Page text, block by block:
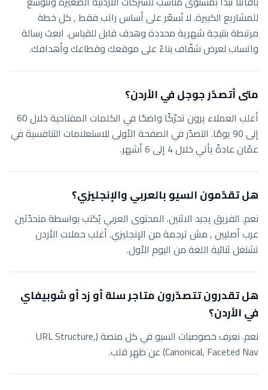
للمشاريع الكبيرة. لا نُسعّر على أساس راتب فقط , كل خطة
مرتبطة بنتيجة شهرية محددة وهدف قابل للقياس. ابعث رسالة
واتساب لعرض شفّاف بناءً على موقعك وقطاعك وأهدافك.
متى أتصدّر جوجل في الأردن؟
أغلب العملاء يرون تحرّكًا واضحًا في الكلمات المفتاحية خلال 60
إلى 90 يومًا. التصدّر في الصفحة الأولى للاستعلامات التنافسية في
عمّان عادةً يأتي خلال 4 إلى 6 أشهر.
هل تقدّمون السيو بالعربي والإنجليزي؟
نعم. الفريق يجيد الاثنين. المحتوى العربي يُكتب بواسطة متحدّثين
عرب أصليين , مش ترجمة من الإنجليزي. أغلب حملات الأردن
تشتغل ثنائية اللغة من اليوم الأول.
هل تقدرون تتصدّرون متاجر سلة أو زد أو شوبيفاي
في الأردن؟
نعم. نعرف خصوصيات السيو في كل منصة (URL Structure,
Canonical, Faceted Nav) عن ظهر قلب.